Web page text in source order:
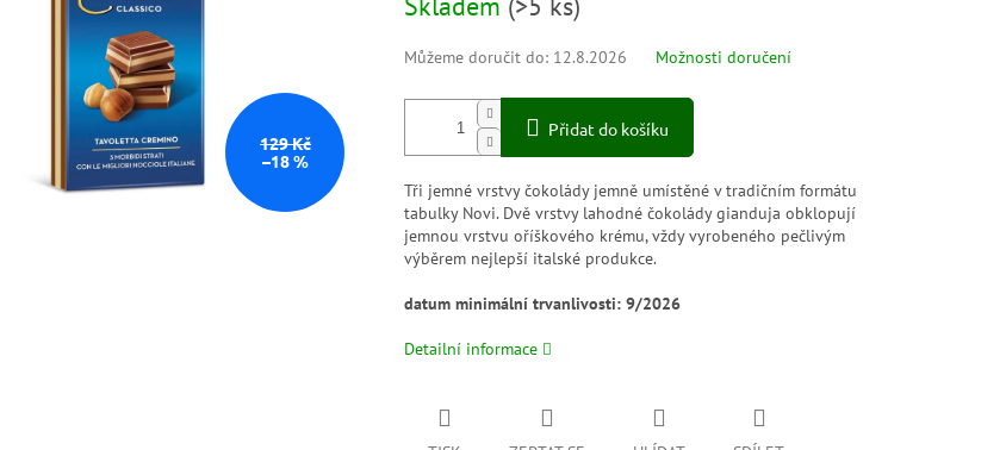
129 Kč
–18 %
Můžeme doručit do: 12.8.2026 Možnosti doručení
Přidat do košíku
Tři jemné vrstvy čokolády jemně umístěné v tradičním formátu
tabulky Novi. Dvě vrstvy lahodné čokolády gianduja obklopují
jemnou vrstvu oříškového krému, vždy vyrobeného pečlivým
výběrem nejlepší italské produkce.
datum minimální trvanlivosti: 9/2026
Detailní informace